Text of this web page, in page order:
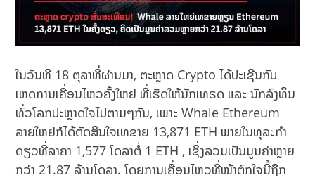
ໃນວັນທີ 18 ຕຸລາທີ່ຜ່ານມາ, ຕະຫຼາດ Crypto ໄດ້ປະເຊີນກັບ
ເຫດການເຄື່ອນໄຫວຄັ້ງໃຫຍ່ ທີ່ເຮັດໃຫ້ນັກເທຣດ ແລະ ນັກລົງທຶນ
ທົ່ວໂລກປະຫຼາດໃຈໄປຕາມໆກັນ, ເພາະ Whale Ethereum
ລາຍໃຫຍ່ກໍໄດ້ຕັດສິນໃຈເທຂາຍ 13,871 ETH ພາຍໃນທຸລະກໍາ
ດຽວທີ່ລາຄາ 1,577 ໂດລາຕໍ່ 1 ETH , ເຊິ່ງລວມເປັນມູນຄ່າຫຼາຍ
ກວ່າ 21.87 ລ້ານໂດລາ. ໂດຍການເຄື່ອນໄຫວທີ່ໜ້າຕົກໃຈນີ້ຖືກ